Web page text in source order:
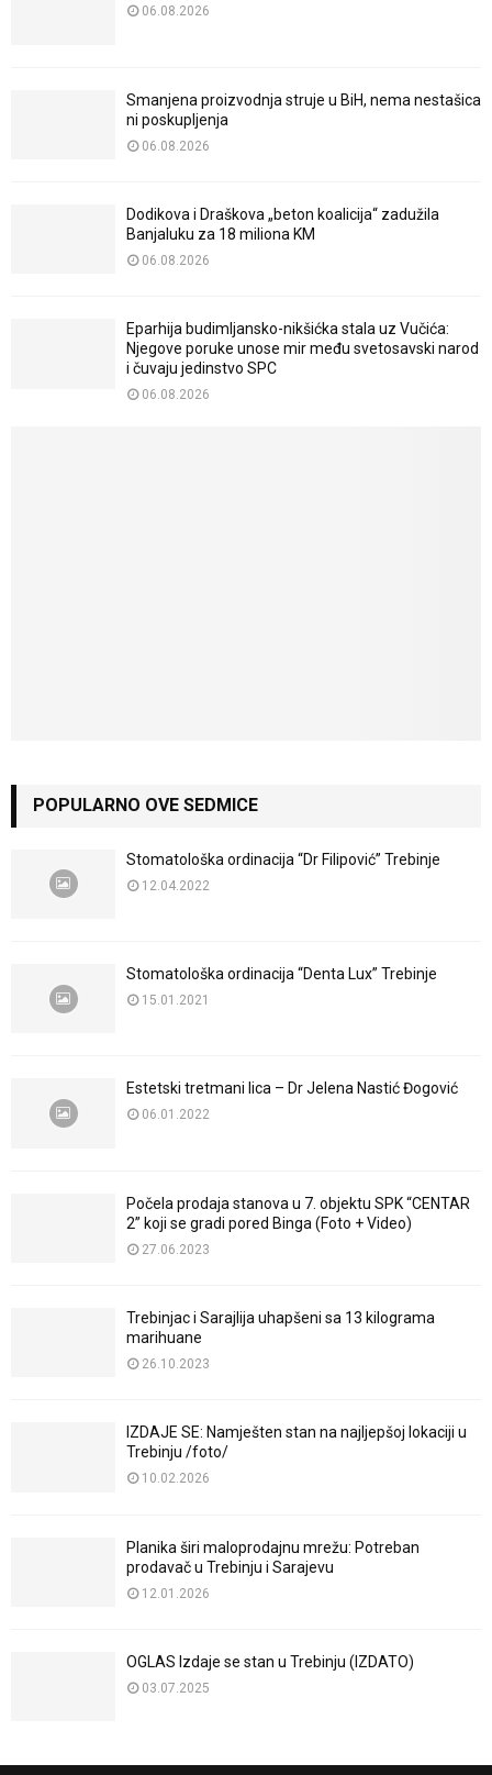
06.08.2026
Smanjena proizvodnja struje u BiH, nema nestašica
ni poskupljenja
06.08.2026
Dodikova i Draškova „beton koalicija“ zadužila
Banjaluku za 18 miliona KM
06.08.2026
Eparhija budimljansko-nikšićka stala uz Vučića:
Njegove poruke unose mir među svetosavski narod
i čuvaju jedinstvo SPC
06.08.2026
POPULARNO OVE SEDMICE
Stomatološka ordinacija “Dr Filipović” Trebinje
12.04.2022
Stomatološka ordinacija “Denta Lux” Trebinje
15.01.2021
Estetski tretmani lica – Dr Jelena Nastić Đogović
06.01.2022
Počela prodaja stanova u 7. objektu SPK “CENTAR
2” koji se gradi pored Binga (Foto + Video)
27.06.2023
Trebinjac i Sarajlija uhapšeni sa 13 kilograma
marihuane
26.10.2023
IZDAJE SE: Namješten stan na najljepšoj lokaciji u
Trebinju /foto/
10.02.2026
Planika širi maloprodajnu mrežu: Potreban
prodavač u Trebinju i Sarajevu
12.01.2026
OGLAS Izdaje se stan u Trebinju (IZDATO)
03.07.2025